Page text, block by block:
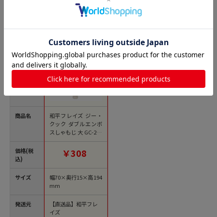
しゃもじの人気商品との比較
商品名
価格(税
込)
サイズ
発送元
和平フレイズ ジー・
クック ダブルエンボ
スしゃもじ 大 GC-203
1個（ご注文単位1
￥308
幅70×奥行15×高194
mm
【直送品】和平フレ
イズ